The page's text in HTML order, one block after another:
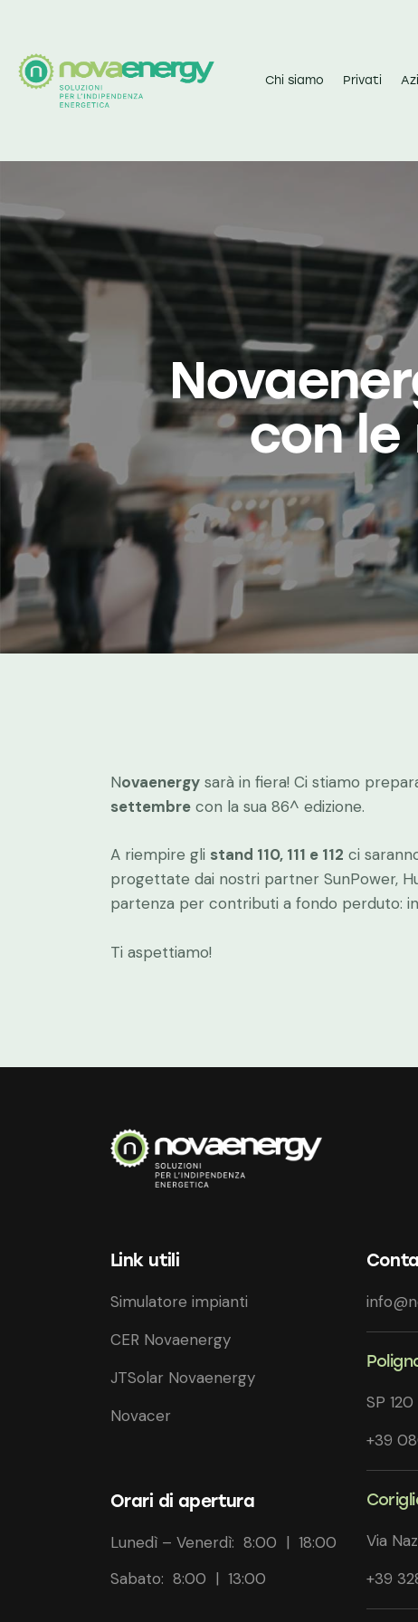
Chi siamo Privati
con
Novaenergy sarà in fiera! Ci stiamo
settembre con la sua 86^ edizione.
A riempire gli stand 110, 111 e 112 ci
progettate dai nostri partner SunPower,
partenza per contributi a fondo perduto:
Ti aspettiamo!
Link utili
Simulatore impianti
CER Novaenergy
JTSolar Novaenergy
Novacer
Orari di apertura
Lunedì – Venerdì: 8:00 | 18:00
Sabato: 8:00 | 13:00
SP
+39
Via
+39